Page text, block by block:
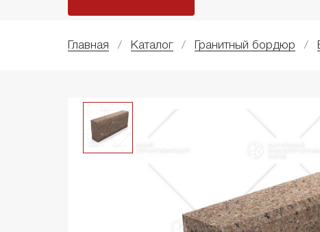
Главная Каталог Гранитный бордюр